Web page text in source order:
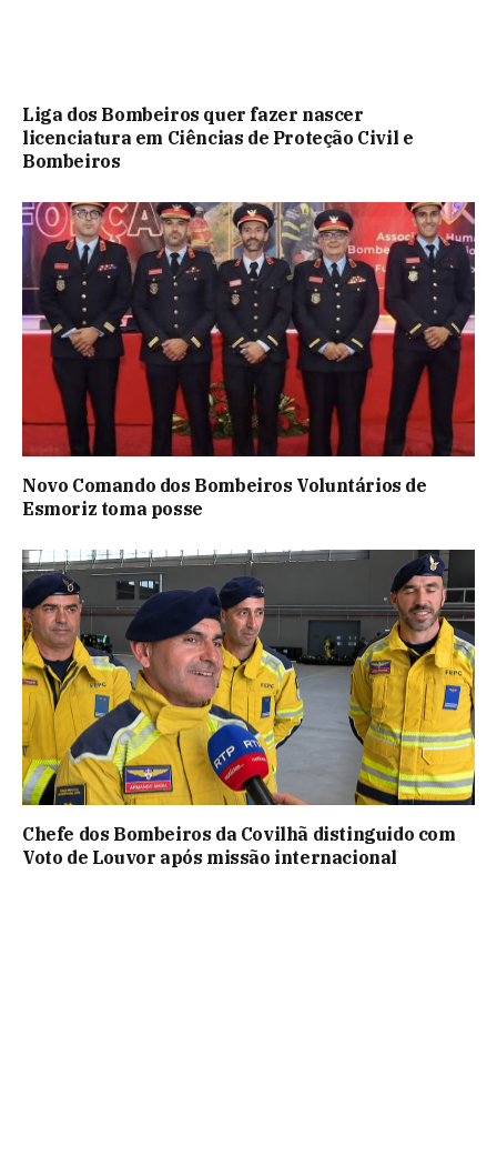
Liga dos Bombeiros quer fazer nascer
licenciatura em Ciências de Proteção Civil e
Bombeiros
Novo Comando dos Bombeiros Voluntários de
Esmoriz toma posse
Chefe dos Bombeiros da Covilhã distinguido com
Voto de Louvor após missão internacional